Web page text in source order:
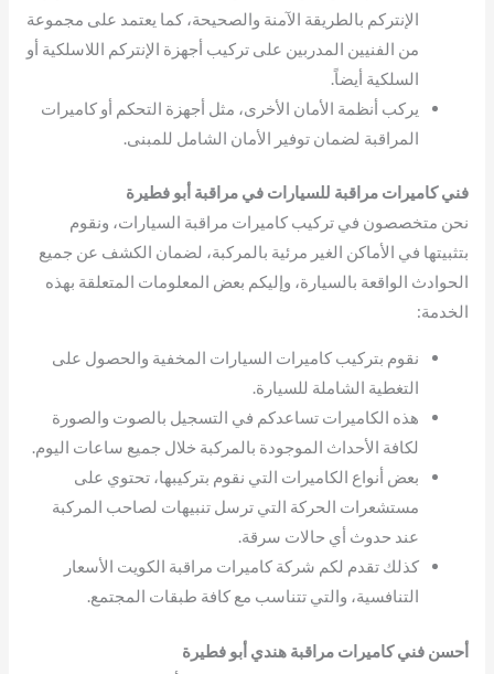
الإنتركم بالطريقة الآمنة والصحيحة، كما يعتمد على مجموعة
من الفنيين المدربين على تركيب أجهزة الإنتركم اللاسلكية أو
السلكية أيضاً.
يركب أنظمة الأمان الأخرى، مثل أجهزة التحكم أو كاميرات
المراقبة لضمان توفير الأمان الشامل للمبنى.
فني كاميرات مراقبة للسيارات في مراقبة أبو فطيرة
نحن متخصصون في تركيب كاميرات مراقبة السيارات، ونقوم
بتثبيتها في الأماكن الغير مرئية بالمركبة، لضمان الكشف عن جميع
الحوادث الواقعة بالسيارة، وإليكم بعض المعلومات المتعلقة بهذه
الخدمة:
نقوم بتركيب كاميرات السيارات المخفية والحصول على
التغطية الشاملة للسيارة.
هذه الكاميرات تساعدكم في التسجيل بالصوت والصورة
لكافة الأحداث الموجودة بالمركبة خلال جميع ساعات اليوم.
بعض أنواع الكاميرات التي نقوم بتركيبها، تحتوي على
مستشعرات الحركة التي ترسل تنبيهات لصاحب المركبة
عند حدوث أي حالات سرقة.
كذلك تقدم لكم شركة كاميرات مراقبة الكويت الأسعار
التنافسية، والتي تتناسب مع كافة طبقات المجتمع.
أحسن فني كاميرات مراقبة هندي أبو فطيرة